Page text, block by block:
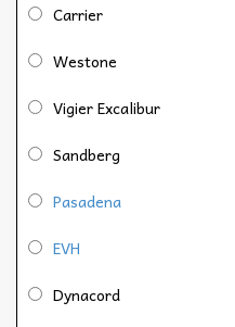
Carrier
Westone
Vigier Excalibur
Sandberg
Pasadena
EVH
Dynacord